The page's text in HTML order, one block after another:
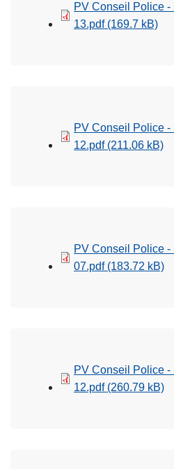
PV Conseil Police
13.pdf (169.7 kB)
PV Conseil Police
12.pdf (211.06 kB)
PV Conseil Police
07.pdf (183.72 kB)
PV Conseil Police
12.pdf (260.79 kB)